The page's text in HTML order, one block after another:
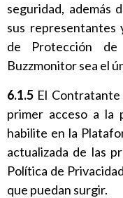
seguridad, además
sus representantes
de Protección de
Buzzmonitor sea el
6.1.5 El
primer acceso a la
habilite en la
actualizada de las
Política de
que puedan surgir.